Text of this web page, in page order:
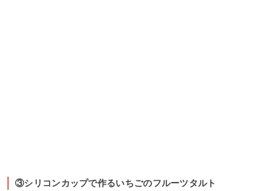
③シリコンカップで作るいちごのフルーツタルト